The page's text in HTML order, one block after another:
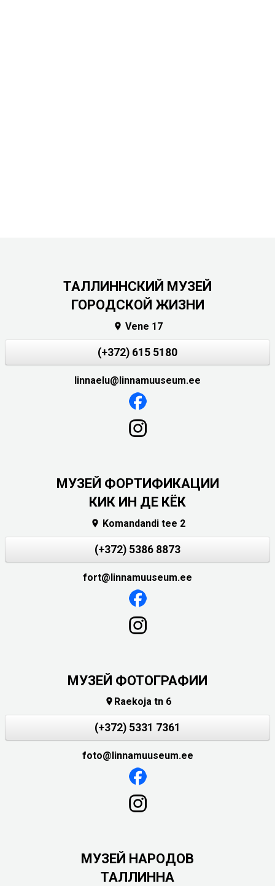
ТАЛЛИННСКИЙ МУЗЕЙ
ГОРОДСКОЙ ЖИЗНИ
 Vene 17
(+372) 615 5180
linnaelu@linnamuuseum.ee
МУЗЕЙ ФОРТИФИКАЦИИ
КИК ИН ДЕ КЁК
 Komandandi tee 2
(+372) 5386 8873
fort@linnamuuseum.ee
МУЗЕЙ ФОТОГРАФИИ
 Raekoja tn 6
(+372) 5331 7361
foto@linnamuuseum.ee
MУЗЕЙ НАРОДОВ
ТАЛЛИННА